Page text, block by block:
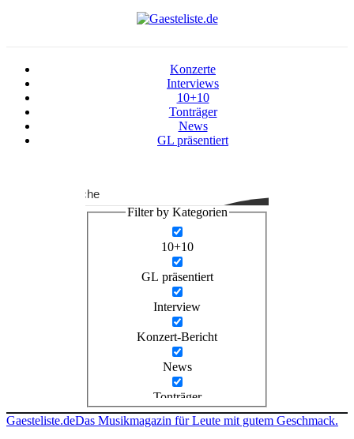
Konzerte
Interviews
10+10
Tonträger
News
GL präsentiert
Suche
Filter by Kategorien
10+10
GL präsentiert
Interview
Konzert-Bericht
News
Tonträger
Gaesteliste.deDas Musikmagazin für Leute mit gutem Geschmack.